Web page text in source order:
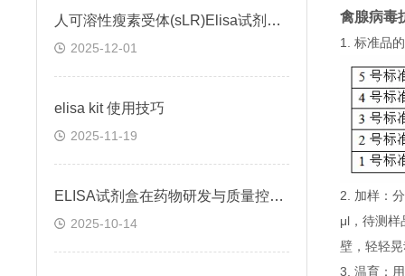
人可溶性瘦素受体(sLR)Elisa试剂盒可溶性受体的作用
2025-12-01
elisa kit 使用技巧
2025-11-19
ELISA试剂盒在药物研发与质量控制中的应用实践
2025-10-14
禽腺病毒
1. 标准品
2. 加样：
μl，待测样
壁，轻轻
3. 温育：